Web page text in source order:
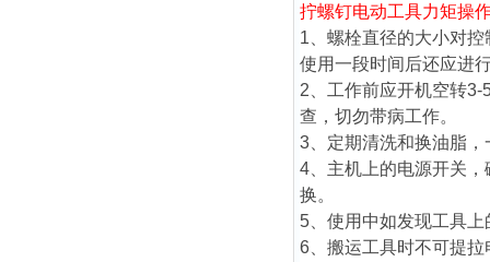
拧螺钉电动工具力矩操
1、螺栓直径的大小对
使用一段时间后还应进
2、工作前应开机空转
查，切勿带病工作。
3、定期清洗和换油脂
4、主机上的电源开关
换。
5、使用中如发现工具
6、搬运工具时不可提